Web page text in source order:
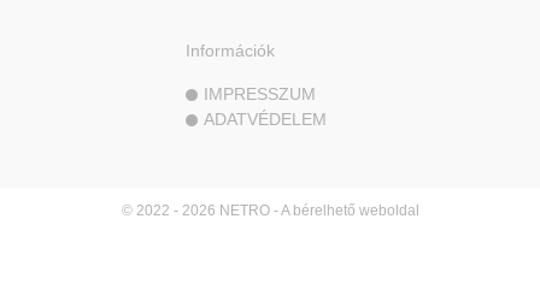
Információk
IMPRESSZUM
ADATVÉDELEM
© 2022 - 2026 NETRO - A bérelhető weboldal